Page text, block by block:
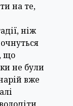
на те,
ніж
що
не були
вже